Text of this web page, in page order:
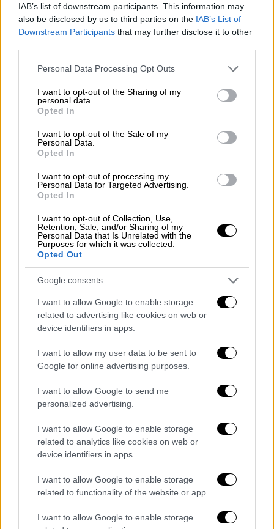
IAB’s list of downstream participants. This information may
also be disclosed by us to third parties on the IAB’s List of
Downstream Participants that may further disclose it to other
Please note that this website/app uses one or more Google
not limited to your visit or usage behaviour. You may click to
grant or deny consent to Google and its third-party tags to
use your data for below specified purposes in below Google
consent section.
Personal Data Processing Opt Outs
I want to opt-out of the Sharing of my
personal data.
Opted In
I want to opt-out of the Sale of my
Personal Data.
Opted In
I want to opt-out of processing my
Personal Data for Targeted Advertising.
Opted In
I want to opt-out of Collection, Use,
Retention, Sale, and/or Sharing of my
Personal Data that Is Unrelated with the
Purposes for which it was collected.
Opted Out
Google consents
I want to allow Google to enable storage
related to advertising like cookies on web or
device identifiers in apps.
I want to allow my user data to be sent to
Google for online advertising purposes.
I want to allow Google to send me
personalized advertising.
I want to allow Google to enable storage
related to analytics like cookies on web or
device identifiers in apps.
I want to allow Google to enable storage
related to functionality of the website or app.
I want to allow Google to enable storage
«Όταν επέστρεψα από τονΚαναδάστη
Βουλγαρίαήταν δύσκολα τα πράγματα για
εμένα. Δεν μιλούσα και τη γλώσσα.
Συμφώνησε και η γυναίκα μου και έτσι
αποφάσισα να έρθω στην Ελλάδα» είπε
απολογούμενος, υποστηρίζοντας ότι ο
κόσμος ήταν καλός, και πως αυτό που τού
σχεδόν όλοι μιλούσαν αγγλικά. Όπως είπε
ήρθε στην Ελλάδα τον Οκτώβριο του 2018
μαζί με τον αδελφό του. Αναφέρθηκε
μάλιστα και στα αυτοκίνητα που νοίκιασαν.
«Είχαμε ζητήσει ένα μεγάλο και πολυτελές
αυτοκίνητο. Το πρώτο που νοικιάσαμε ήταν
μικρό. Πήγαμε μετά από 4-5 ημέρες και
νοικιάσαμε ένα άλλο. Έγινε διάρρηξη στο
αυτοκίνητο. Μου έκλεψαν ρούχα μου.
Α.Τ Γλυφάδας.Από
τις 29 Οκτωβρίου μέχρι την 1η Νοεμβρίου ο
αδελφός μου ήταν άρρωστος. Πήγα και του
επόμενη ημέρα, το απόγευμα ήρθε μία φίλη
μας. Πήγαμε του πήραμε φάρμακα. Ήπιαμε
ποτά. Εγώ στις 19:30 βγήκα να πάω να φάω
κάτι. Γύρισα στο ξενοδοχείο. Βγήκα μετά
ξανά και το βράδυ πήγα σε στριπτιτζάδικο».
Όπως είπε, έπειτα από ένα τηλεφώνημα που
δέχθηκε από τη γυναίκα του, η οποία τον
ενημέρωσε για την υγεία του γιου τους,
επέστρεψε στη Βουλγαρία. Όταν ήλθε εκ
νέου στην Ελλάδα, συνελήφθη. «Ποιος